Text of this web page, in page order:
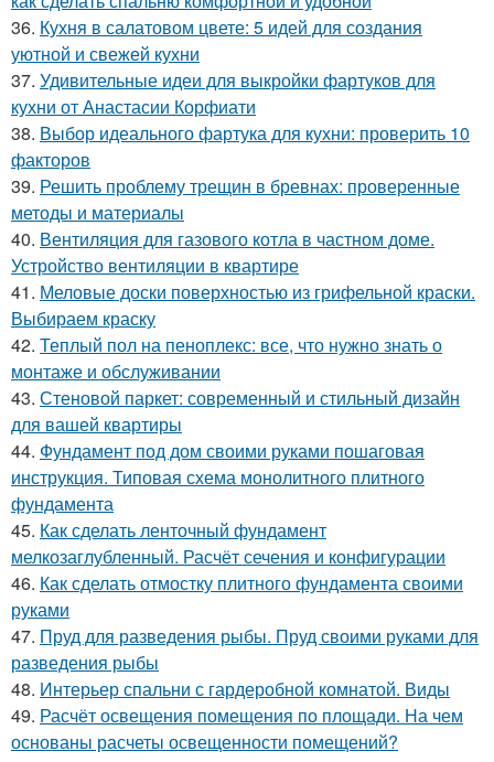
36. Кухня в салатовом цвете: 5 идей для создания
уютной и свежей кухни
37. Удивительные идеи для выкройки фартуков для
кухни от Анастасии Корфиати
38. Выбор идеального фартука для кухни: проверить 10
факторов
39. Решить проблему трещин в бревнах: проверенные
методы и материалы
40. Вентиляция для газового котла в частном доме.
Устройство вентиляции в квартире
41. Меловые доски поверхностью из грифельной краски.
Выбираем краску
42. Теплый пол на пеноплекс: все, что нужно знать о
монтаже и обслуживании
43. Стеновой паркет: современный и стильный дизайн
для вашей квартиры
44. Фундамент под дом своими руками пошаговая
инструкция. Типовая схема монолитного плитного
фундамента
45. Как сделать ленточный фундамент
мелкозаглубленный. Расчёт сечения и конфигурации
46. Как сделать отмостку плитного фундамента своими
руками
47. Пруд для разведения рыбы. Пруд своими руками для
разведения рыбы
48. Интерьер спальни с гардеробной комнатой. Виды
49. Расчёт освещения помещения по площади. На чем
основаны расчеты освещенности помещений?